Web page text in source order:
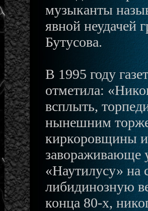
музыканты
явной неудачей
Бутусова.
В 1995 году
отметила:
всплыть,
нынешним
киркоровщины
завораживающе
«Наутилусу» на
либидинозную
конца 80-х,